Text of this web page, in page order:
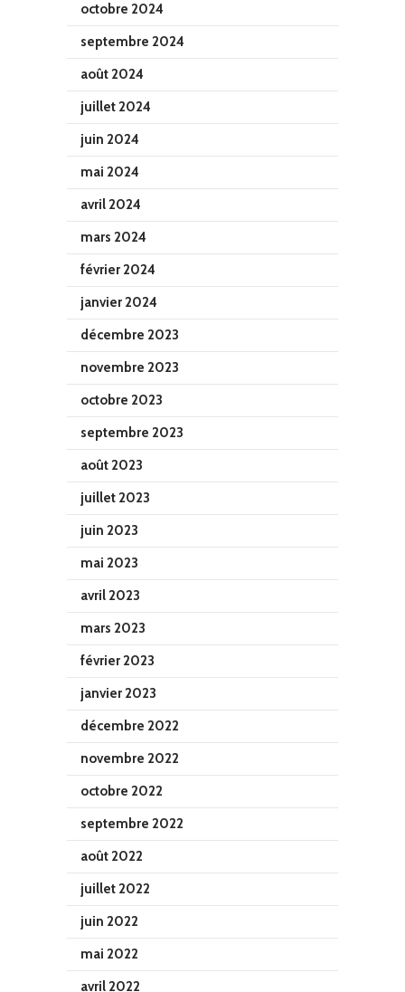
octobre 2024
septembre 2024
août 2024
juillet 2024
juin 2024
mai 2024
avril 2024
mars 2024
février 2024
janvier 2024
décembre 2023
novembre 2023
octobre 2023
septembre 2023
août 2023
juillet 2023
juin 2023
mai 2023
avril 2023
mars 2023
février 2023
janvier 2023
décembre 2022
novembre 2022
octobre 2022
septembre 2022
août 2022
juillet 2022
juin 2022
mai 2022
avril 2022